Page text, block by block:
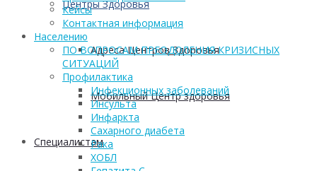
Центры Здоровья
Адреса Центров Здоровья
Мобильный Центр здоровья
Cпециалистам
Кейсы
Контактная информация
Населению
ПО ВОПРОСАМ ПРЕОДОЛЕНИЯ КРИЗИСНЫХ
СИТУАЦИЙ
Профилактика
Инфекционных заболеваний
Инсульта
Инфаркта
Сахарного диабета
Рака
ХОБЛ